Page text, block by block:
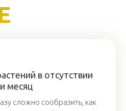
в отсутствии
месяц
сложно сообразить, как